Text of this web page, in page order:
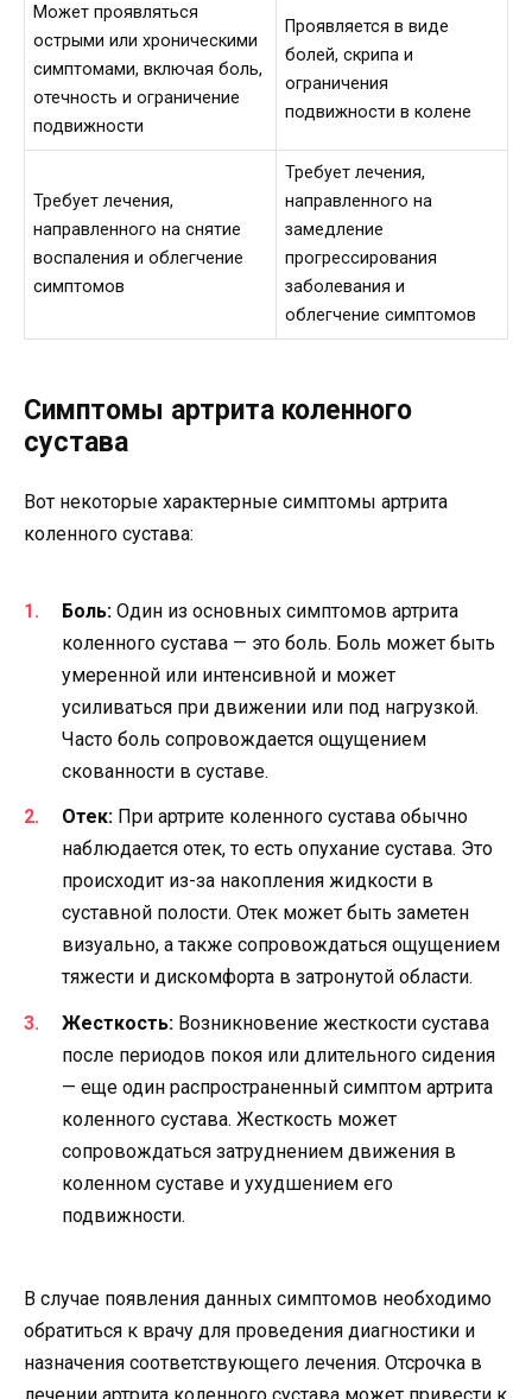
Может проявляться
острыми или хроническими
симптомами, включая боль,
отечность и ограничение
подвижности
Проявляется в виде
болей, скрипа и
ограничения
подвижности в колене
Требует лечения,
направленного на снятие
воспаления и облегчение
симптомов
Требует лечения,
направленного на
замедление
прогрессирования
заболевания и
облегчение симптомов
Симптомы артрита коленного
сустава
Вот некоторые характерные симптомы артрита
коленного сустава:
Боль: Один из основных симптомов артрита
коленного сустава — это боль. Боль может быть
умеренной или интенсивной и может
усиливаться при движении или под нагрузкой.
Часто боль сопровождается ощущением
скованности в суставе.
Отек: При артрите коленного сустава обычно
наблюдается отек, то есть опухание сустава. Это
происходит из-за накопления жидкости в
суставной полости. Отек может быть заметен
визуально, а также сопровождаться ощущением
тяжести и дискомфорта в затронутой области.
Жесткость: Возникновение жесткости сустава
после периодов покоя или длительного сидения
— еще один распространенный симптом артрита
коленного сустава. Жесткость может
сопровождаться затруднением движения в
коленном суставе и ухудшением его
подвижности.
В случае появления данных симптомов необходимо
обратиться к врачу для проведения диагностики и
назначения соответствующего лечения. Отсрочка в